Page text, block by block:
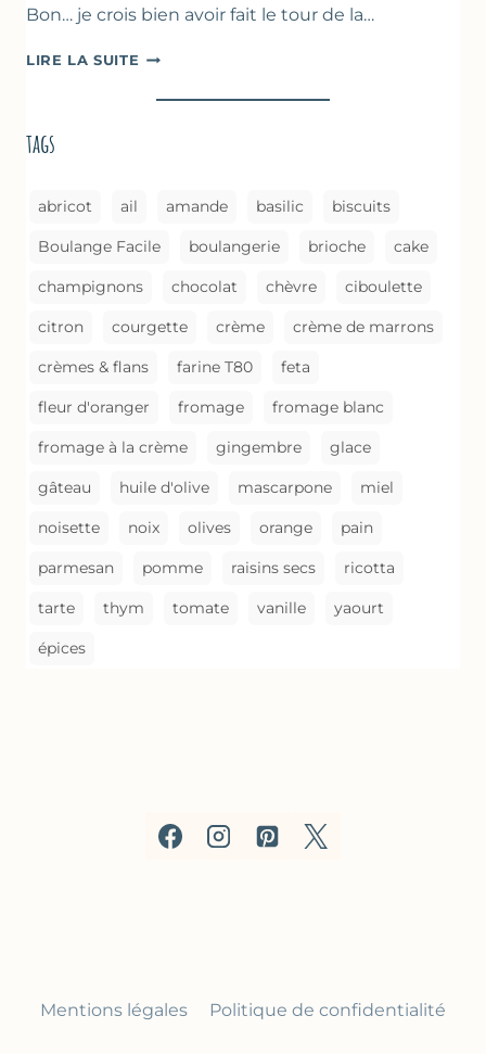
Bon… je crois bien avoir fait le tour de la…
LIRE LA SUITE ASPERGES
(MÉTHODE
tags
abricot ail amande basilic biscuits
Boulange Facile boulangerie brioche cake
champignons chocolat chèvre ciboulette
citron courgette crème crème de marrons
crèmes & flans farine T80 feta
fleur d'oranger fromage fromage blanc
fromage à la crème gingembre glace
gâteau huile d'olive mascarpone miel
noisette noix olives orange pain
parmesan pomme raisins secs ricotta
tarte thym tomate vanille yaourt
épices
Mentions légales Politique de confidentialité